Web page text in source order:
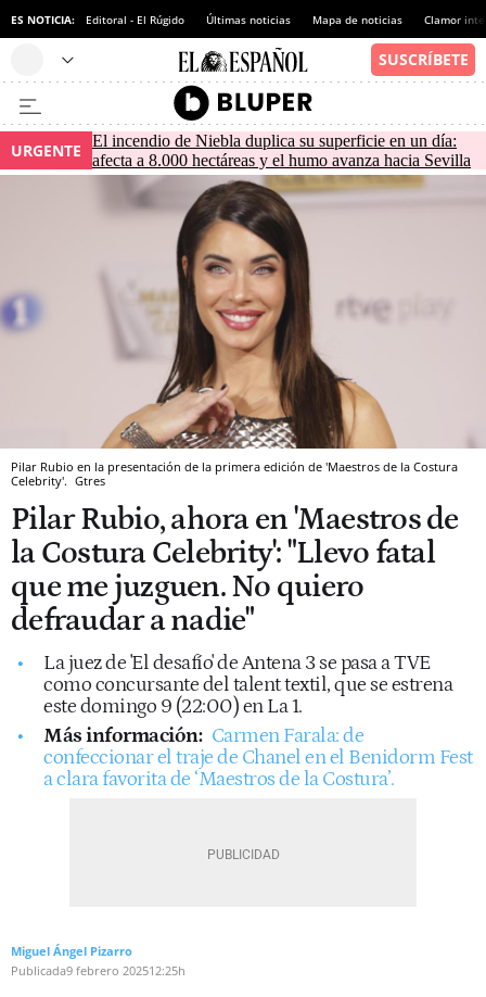
ES NOTICIA: Editoral - El Rúgido Últimas noticias Mapa de noticias Clamor
URGENTE
El incendio de Niebla duplica su superficie en un día:
afecta a 8.000 hectáreas y el humo avanza hacia Sevilla
Pilar Rubio en la presentación de la primera edición de 'Maestros de la Costura
Celebrity'. Gtres
Pilar Rubio, ahora en 'Maestros de
la Costura Celebrity': "Llevo fatal
que me juzguen. No quiero
defraudar a nadie"
La juez de 'El desafío' de Antena 3 se pasa a TVE
como concursante del talent textil, que se estrena
este domingo 9 (22:00) en La 1.
Más información: Carmen Farala: de
confeccionar el traje de Chanel en el Benidorm Fest
a clara favorita de ‘Maestros de la Costura’.
Miguel Ángel Pizarro
Publicada9 febrero 202512:25h